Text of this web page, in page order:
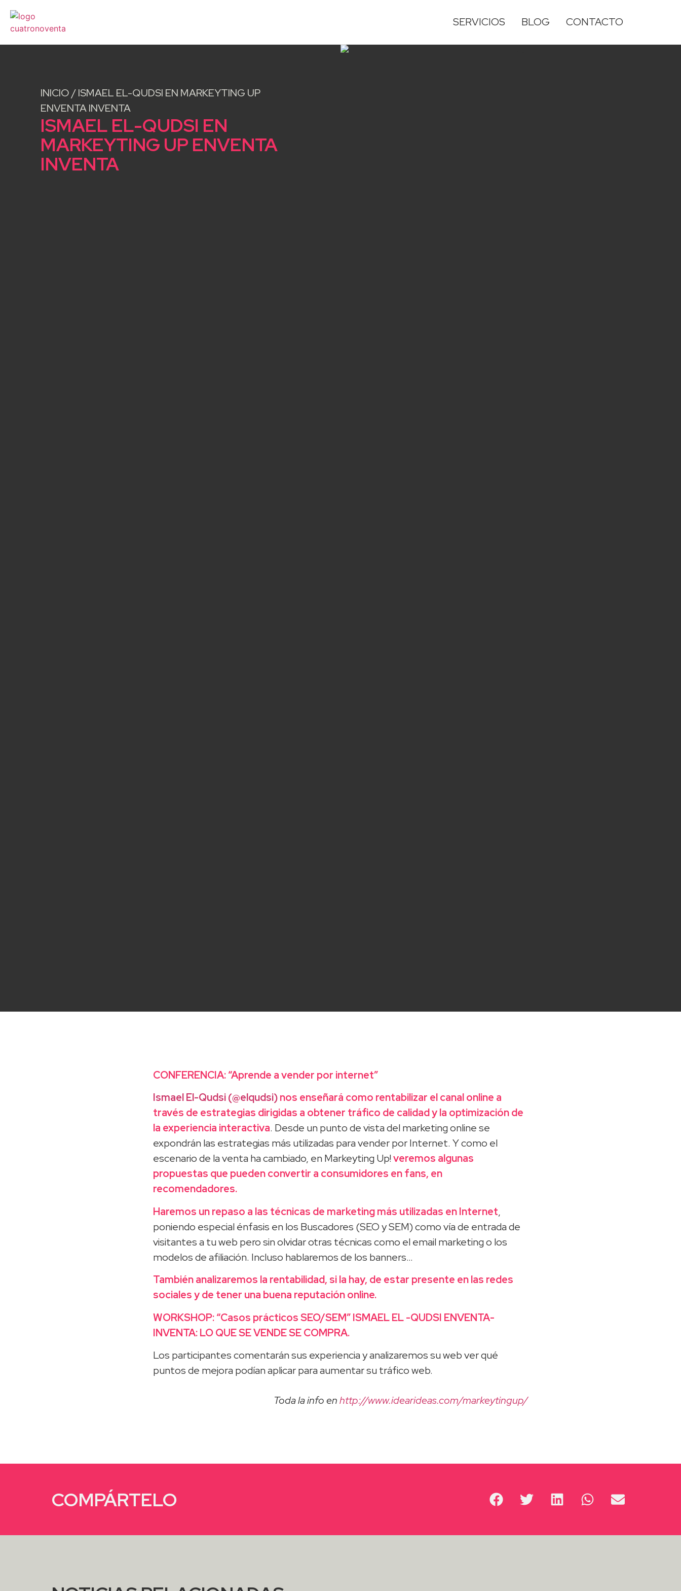
SERVICIOS BLOG CONTACTO
INICIO/ISMAEL EL-QUDSI EN MARKEYTING UP
ENVENTA INVENTA
ISMAEL EL-QUDSI EN
MARKEYTING UP ENVENTA
INVENTA
CONFERENCIA: “Aprende a vender por internet”
Ismael El-Qudsi (@elqudsi)nos enseñará como rentabilizar el canal online a
través de estrategias dirigidas a obtener tráfico de calidad y la optimización de
la experiencia interactiva. Desde un punto de vista del marketing online se
expondrán las estrategias más utilizadas para vender por Internet. Y como el
escenario de la venta ha cambiado, en Markeyting Up!veremos algunas
propuestas que pueden convertir a consumidores en fans, en
recomendadores.
Haremos un repaso a las técnicas de marketing más utilizadas en Internet,
poniendo especial énfasis en los Buscadores (SEO y SEM) como vía de entrada de
visitantes a tu web pero sin olvidar otras técnicas como el email marketing o los
modelos de afiliación. Incluso hablaremos de los banners…
También analizaremos la rentabilidad, si la hay, de estar presente en las redes
sociales y de tener una buena reputación online.
WORKSHOP: “Casos prácticos SEO/SEM” ISMAEL EL -QUDSI ENVENTA-
INVENTA: LO QUE SE VENDE SE COMPRA.
Los participantes comentarán sus experiencia y analizaremos su web ver qué
puntos de mejora podían aplicar para aumentar su tráfico web.
Toda la info enhttp://www.idearideas.com/markeytingup/
COMPÁRTELO